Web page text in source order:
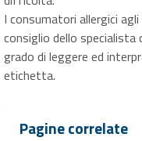
I consumatori allergici
consiglio dello specialista
grado di leggere ed
etichetta.
Pagine correlate